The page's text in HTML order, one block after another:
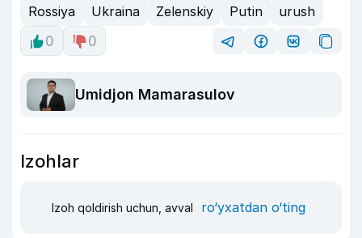
Rossiya Ukraina Zelenskiy Putin
urush
0
0
Umidjon Mamarasulov
Izohlar
Izoh qoldirish uchun, avval ro‘yxatdan o‘ting